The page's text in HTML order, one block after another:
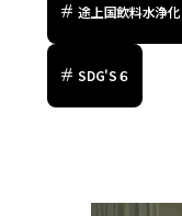
途上国飲料水浄化
SDG'S６